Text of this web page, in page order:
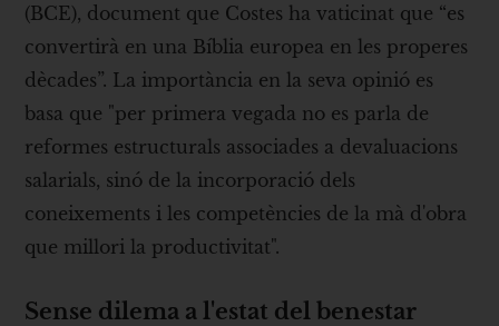
(BCE), document que Costes ha vaticinat que “es
convertirà en una Bíblia europea en les properes
dècades”. La importància en la seva opinió es
basa que "per primera vegada no es parla de
reformes estructurals associades a devaluacions
salarials, sinó de la incorporació dels
coneixements i les competències de la mà d'obra
que millori la productivitat".
Sense dilema a l'estat del benestar